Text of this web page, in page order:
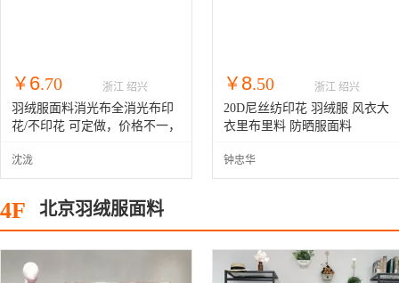
￥ 6.70 浙江 绍兴
羽绒服面料消光布全消光布印
花/不印花 可定做，价格不一，
沈泷
￥ 8.50 浙江 绍兴
20D尼丝纺印花 羽绒服 风衣大
衣里布里料 防晒服面料
钟忠华
4F 北京羽绒服面料